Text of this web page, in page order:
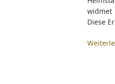
widmet
Diese